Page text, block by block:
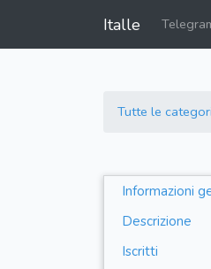
Italle
Tutte le
Informazioni
Descrizione
Iscritti